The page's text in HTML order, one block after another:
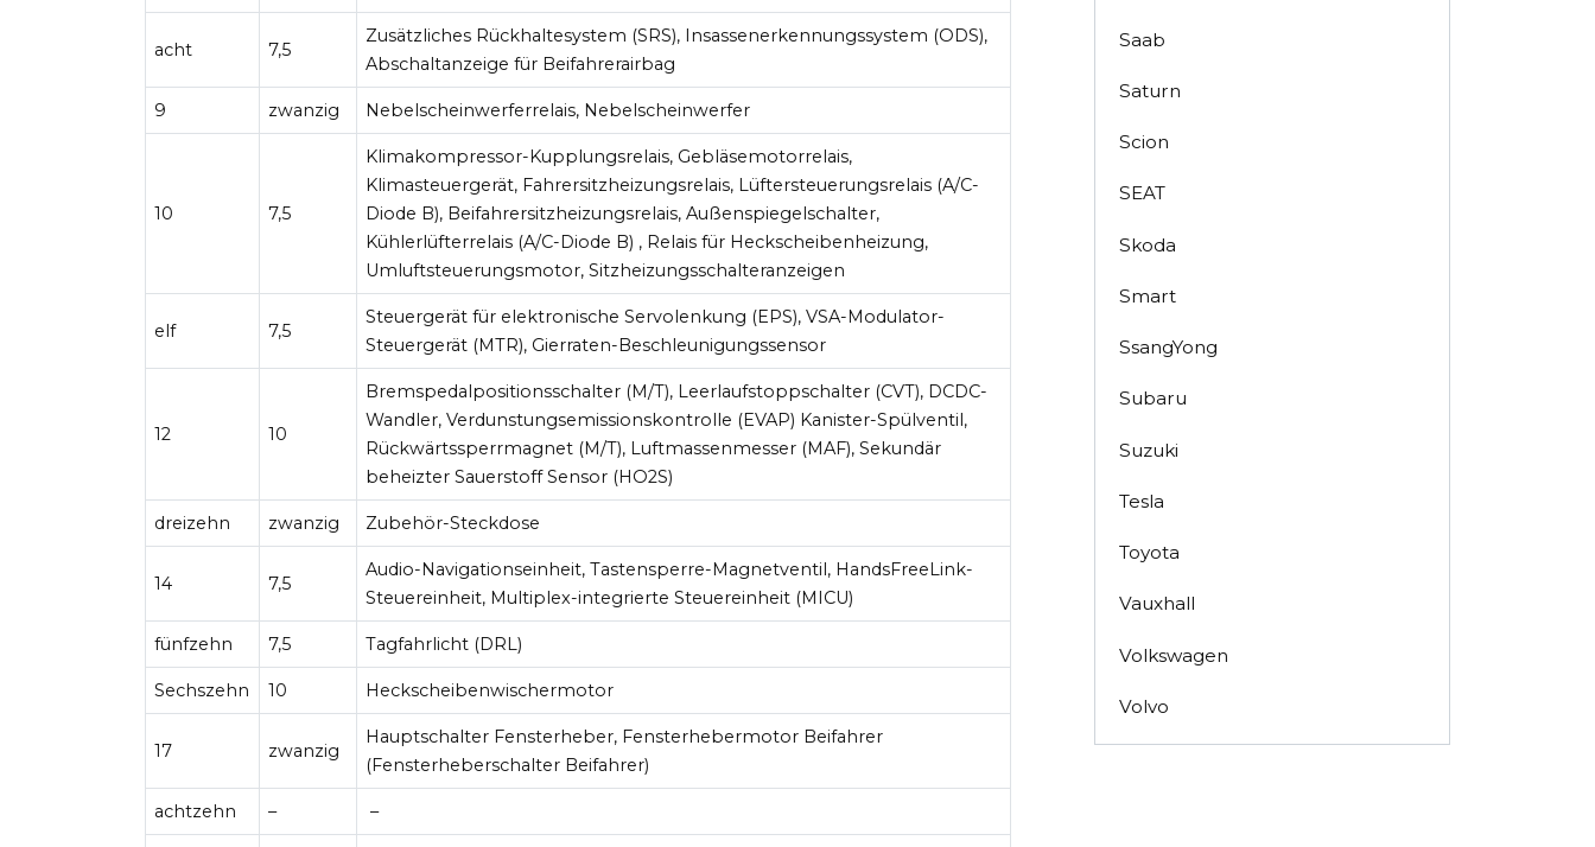
acht 7,5
Zusätzliches Rückhaltesystem (SRS), Insassenerkennungssystem (ODS),
Abschaltanzeige für Beifahrerairbag
9 zwanzig Nebelscheinwerferrelais, Nebelscheinwerfer
10 7,5
Klimakompressor-Kupplungsrelais, Gebläsemotorrelais,
Klimasteuergerät, Fahrersitzheizungsrelais, Lüftersteuerungsrelais (A/C-
Diode B), Beifahrersitzheizungsrelais, Außenspiegelschalter,
Kühlerlüfterrelais (A/C-Diode B) , Relais für Heckscheibenheizung,
Umluftsteuerungsmotor, Sitzheizungsschalteranzeigen
elf 7,5
Steuergerät für elektronische Servolenkung (EPS), VSA-Modulator-
Steuergerät (MTR), Gierraten-Beschleunigungssensor
12 10
Bremspedalpositionsschalter (M/T), Leerlaufstoppschalter (CVT), DCDC-
Wandler, Verdunstungsemissionskontrolle (EVAP) Kanister-Spülventil,
Rückwärtssperrmagnet (M/T), Luftmassenmesser (MAF), Sekundär
beheizter Sauerstoff Sensor (HO2S)
dreizehn zwanzig Zubehör-Steckdose
14 7,5
Audio-Navigationseinheit, Tastensperre-Magnetventil, HandsFreeLink-
Steuereinheit, Multiplex-integrierte Steuereinheit (MICU)
fünfzehn 7,5 Tagfahrlicht (DRL)
Sechszehn 10 Heckscheibenwischermotor
17 zwanzig
Hauptschalter Fensterheber, Fensterhebermotor Beifahrer
(Fensterheberschalter Beifahrer)
achtzehn – –
Saab
Saturn
Scion
SEAT
Skoda
Smart
SsangYong
Subaru
Suzuki
Tesla
Toyota
Vauxhall
Volkswagen
Volvo